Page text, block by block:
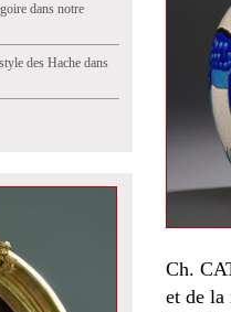
dans notre
des Hache dans
Ch.
et de la